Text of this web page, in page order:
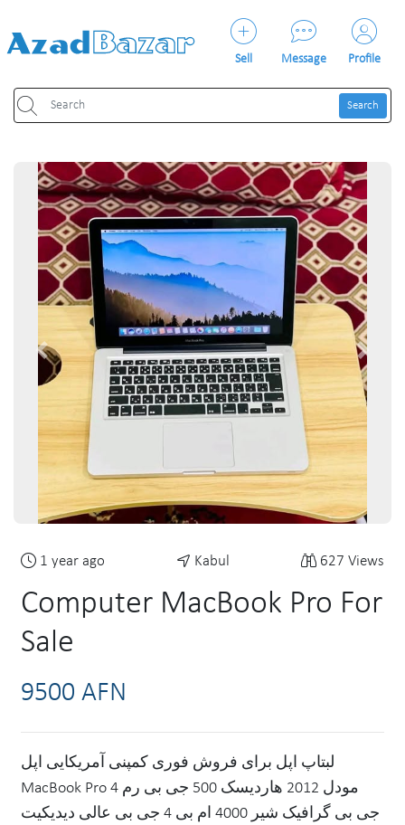
Sell Message Profile
Search
Previous Next
1 year ago Kabul 627 Views
Computer MacBook Pro For
Sale
9500 AFN
لبتاپ اپل برای فروش فوری کمپنی آمریکایی اپل
MacBook Pro مودل 2012 هاردیسک 500 جی بی رم 4
جی بی گرافیک شیر 4000 ام بی 4 جی بی عالی دیدیکیت